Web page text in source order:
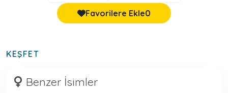
Favorilere Ekle0
KEŞFET
Benzer İsimler